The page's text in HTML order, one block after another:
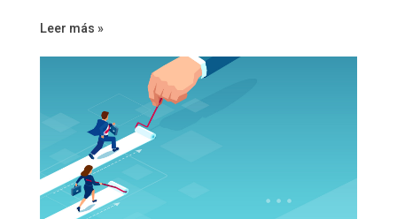
Leer más »